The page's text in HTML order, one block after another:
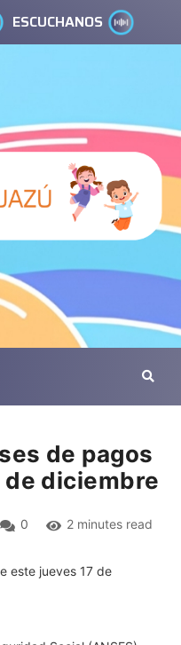
ESCUCHANOS
de pagos
de diciembre
0 2 minutes read